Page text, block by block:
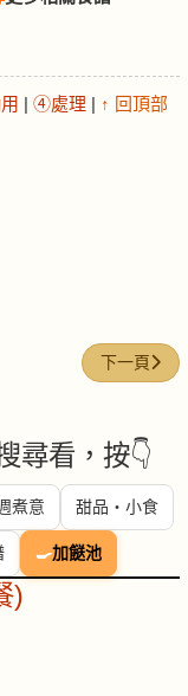
| ④處理 | ↑ 回頂部
下一篇文
下一頁
尋看，按👇
煮意 甜品・小食
🍳加餸池
)